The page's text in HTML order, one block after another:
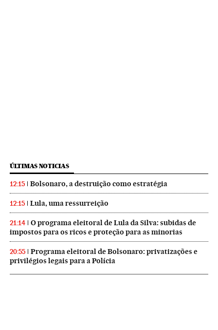
ÚLTIMAS NOTICIAS
12:15 Bolsonaro, a destruição como estratégia
12:15 Lula, uma ressurreição
21:14
O programa eleitoral de Lula da Silva: subidas de
impostos para os ricos e proteção para as minorias
20:55
Programa eleitoral de Bolsonaro: privatizações e
privilégios legais para a Polícia